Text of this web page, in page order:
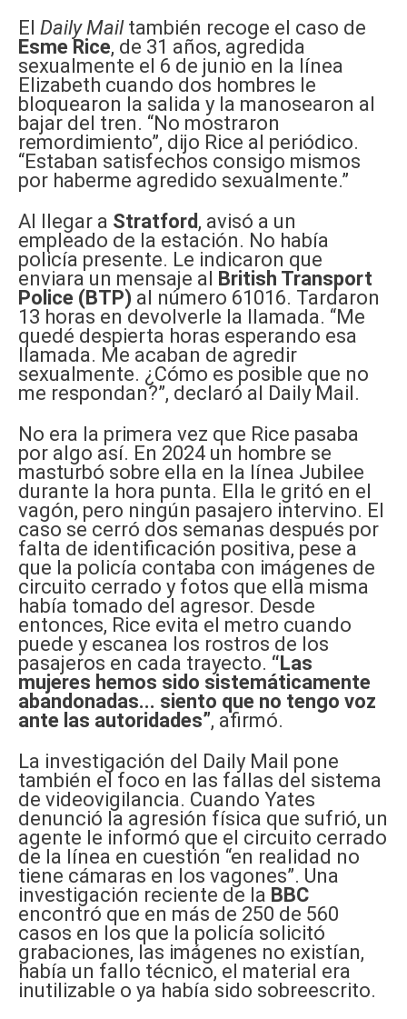
El Daily Mailtambién recoge el caso de
Esme Rice, de 31 años, agredida
sexualmente el 6 de junio en la línea
Elizabeth cuando dos hombres le
bloquearon la salida y la manosearon al
bajar del tren. “No mostraron
remordimiento”, dijo Rice al periódico.
“Estaban satisfechos consigo mismos
por haberme agredido sexualmente.”
Al llegar a Stratford, avisó a un
empleado de la estación. No había
policía presente. Le indicaron que
enviara un mensaje al
British Transport
Police (BTP) al número 61016. Tardaron
13 horas en devolverle la llamada. “Me
quedé despierta horas esperando esa
llamada. Me acaban de agredir
sexualmente. ¿Cómo es posible que no
me respondan?”, declaró al Daily Mail.
No era la primera vez que Rice pasaba
por algo así. En 2024 un hombre se
masturbó sobre ella en la línea Jubilee
durante la hora punta. Ella le gritó en el
vagón, pero ningún pasajero intervino. El
caso se cerró dos semanas después por
falta de identificación positiva, pese a
que la policía contaba con imágenes de
circuito cerrado y fotos que ella misma
había tomado del agresor. Desde
entonces, Rice evita el metro cuando
puede y escanea los rostros de los
pasajeros en cada trayecto. “Las
mujeres hemos sido sistemáticamente
abandonadas... siento que no tengo voz
ante las autoridades”, afirmó.
La investigación del Daily Mail pone
también el foco en las fallas del sistema
de videovigilancia. Cuando Yates
denunció la agresión física que sufrió, un
agente le informó que el circuito cerrado
de la línea en cuestión “en realidad no
tiene cámaras en los vagones”. Una
investigación reciente de la BBC
encontró que en más de 250 de 560
casos en los que la policía solicitó
grabaciones, las imágenes no existían,
había un fallo técnico, el material era
inutilizable o ya había sido sobreescrito.